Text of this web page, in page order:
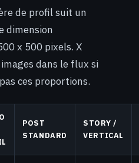
de profil suit un
dimension
x 500 pixels. X
dans le flux si
ces proportions.
POST
STANDARD
STORY /
VERTICAL